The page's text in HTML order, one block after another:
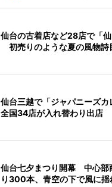
仙台の古着店など28店で「仙
初売りのような夏の風物詩
仙台三越で「ジャパニーズ
全国34店が入れ替わり出店
仙台七夕まつり開幕 中心部
り300本、青空の下で風に揺